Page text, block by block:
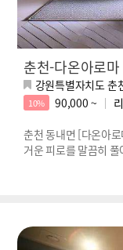
춘천-다온아로마
강원특별자치도
10% 90,000 ~
춘천 동내면 [다온아
거운 피로를 말끔히